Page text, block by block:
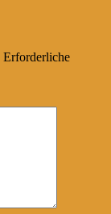
Erforderliche